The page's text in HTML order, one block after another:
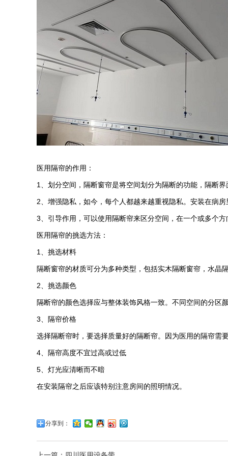
医用隔帘的作用：
1、划分空间，隔断窗帘是将空间划分为隔断的功能，隔断
2、增强隐私，如今，每个人都越来越重视隐私。安装在病
3、引导作用，可以使用隔断帘来区分空间，在一个或多个
医用隔帘的挑选方法：
1、挑选材料
隔断窗帘的材质可分为多种类型，包括实木隔断窗帘，水晶
2、挑选颜色
隔断帘的颜色选择应与整体装饰风格一致。不同空间的分区
3、隔帘价格
选择隔断帘时，要选择质量好的隔断帘。因为医用的隔帘需
4、隔帘高度不宜过高或过低
5、灯光应清晰而不暗
在安装隔帘之后应该特别注意房间的照明情况。
分享到：